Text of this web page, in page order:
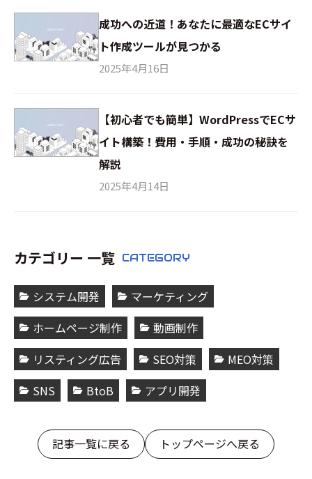
成功への近道！あなたに最適なECサイ
ト作成ツールが見つかる
2025年4月16日
【初心者でも簡単】WordPressでECサ
イト構築！費用・手順・成功の秘訣を
解説
2025年4月14日
カテゴリー 一覧 CATEGORY
システム開発
マーケティング
ホームページ制作
動画制作
リスティング広告
SEO対策
MEO対策
SNS
BtoB アプリ開発
記事一覧に戻る トップページへ戻る